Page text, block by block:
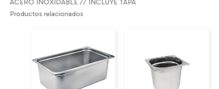
ACERO INOXIDABLE // INCLUYE TAPA
Productos relacionados